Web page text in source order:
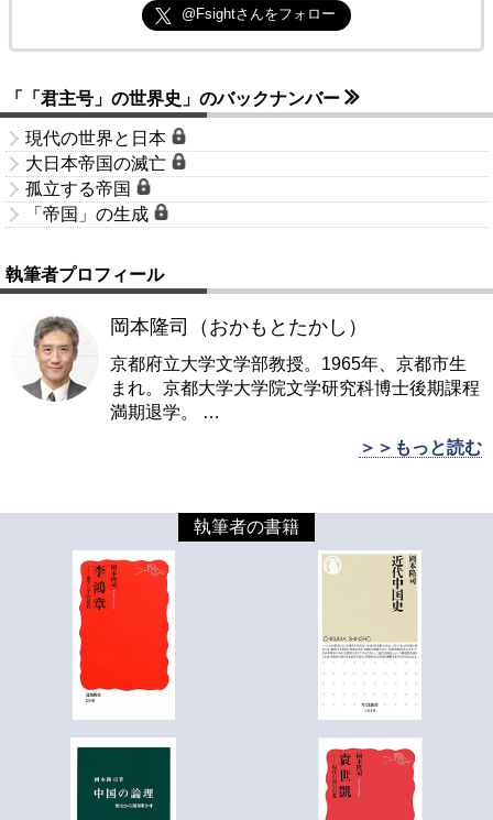
@Fsightさんをフォロー
「「君主号」の世界史」のバックナンバー
現代の世界と日本
大日本帝国の滅亡
孤立する帝国
「帝国」の生成
執筆者プロフィール
岡本隆司（おかもとたかし）
京都府立大学文学部教授。1965年、京都市生
まれ。京都大学大学院文学研究科博士後期課程
満期退学。
…
＞＞もっと読む
執筆者の書籍